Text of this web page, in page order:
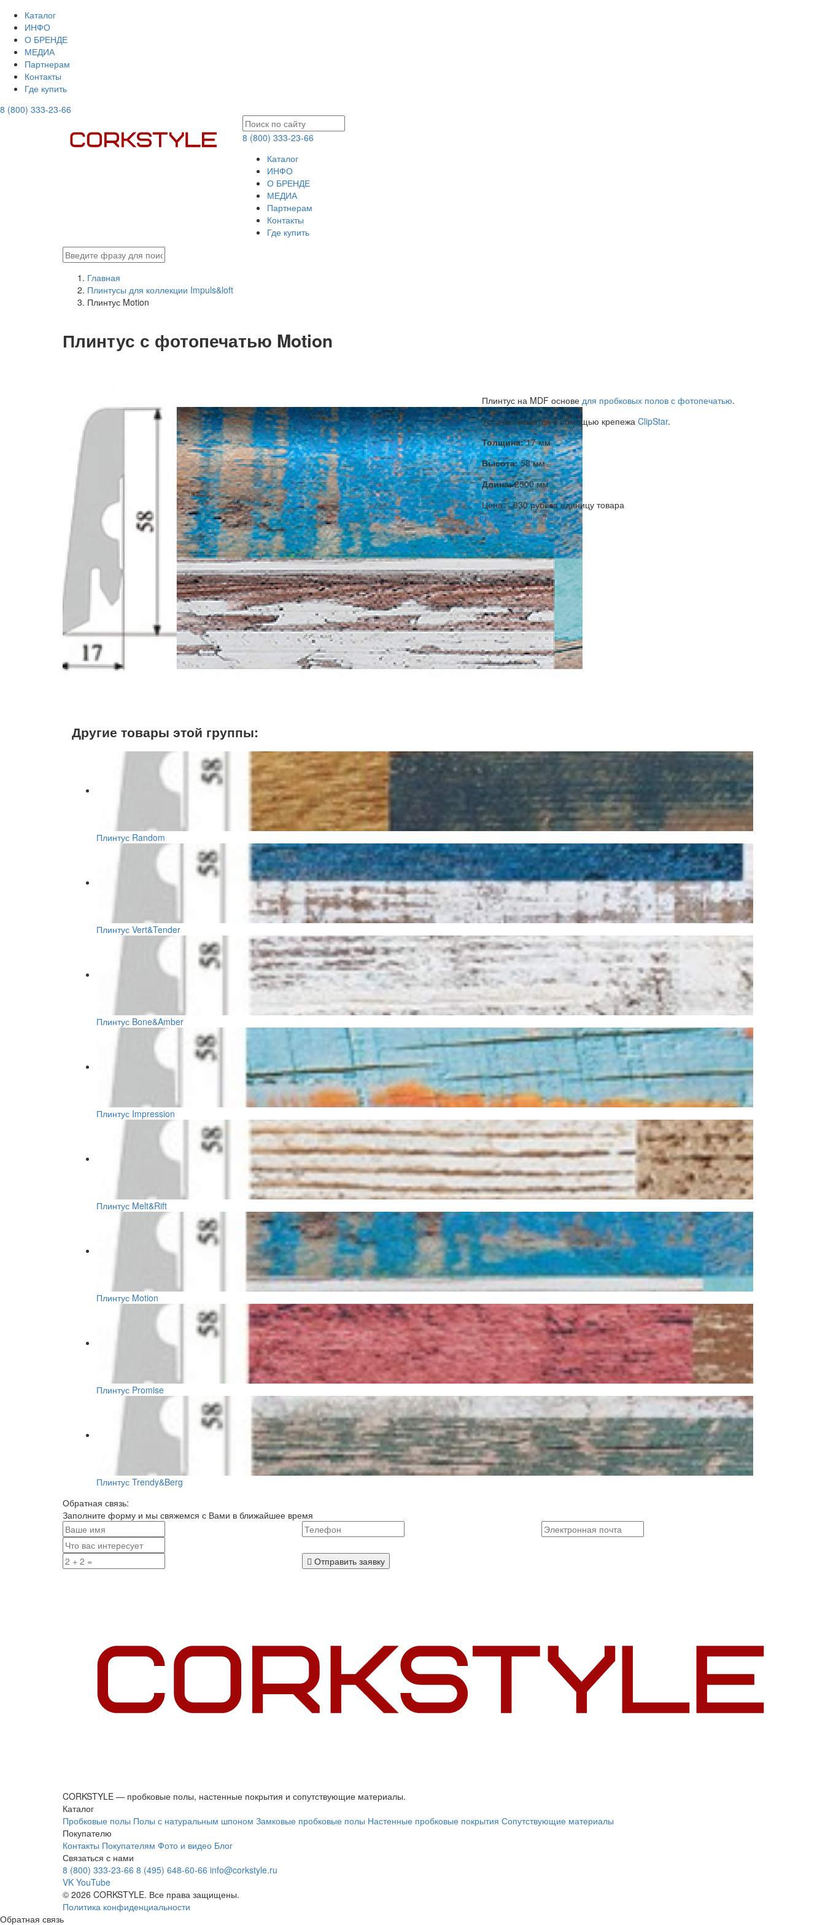
Каталог
ИНФО
О БРЕНДЕ
МЕДИА
Партнерам
Контакты
Где купить
8 (800) 333-23-66
8 (800) 333-23-66
Каталог
ИНФО
О БРЕНДЕ
МЕДИА
Партнерам
Контакты
Где купить
Главная
Плинтусы для коллекции Impuls&loft
Плинтус Motion
Плинтус с фотопечатью Motion
Плинтус на MDF основе для пробковых полов с фотопечатью.
Устанавливается с помощью крепежа ClipStar.
Толщина:17 мм
Высота:58 мм
Длина:2500 мм
Цена: - 630 руб. за единицу товара
Купить в один клик
Другие товары этой группы:
Плинтус Random
Плинтус Vert&Tender
Плинтус Bone&Amber
Плинтус Impression
Плинтус Melt&Rift
Плинтус Motion
Плинтус Promise
Плинтус Trendy&Berg
Обратная связь:
Заполните форму и мы свяжемся с Вами в ближайшее время
Отправить заявку
CORKSTYLE — пробковые полы, настенные покрытия и сопутствующие материалы.
Каталог
Пробковые полы Полы с натуральным шпоном Замковые пробковые полы Настенные пробковые покрытия Сопутствующие материалы
Покупателю
Контакты Покупателям Фото и видео Блог
Связаться с нами
8 (800) 333-23-66 8 (495) 648-60-66 info@corkstyle.ru
VK YouTube
© 2026 CORKSTYLE. Все права защищены.
Политика конфиденциальности
Обратная связь